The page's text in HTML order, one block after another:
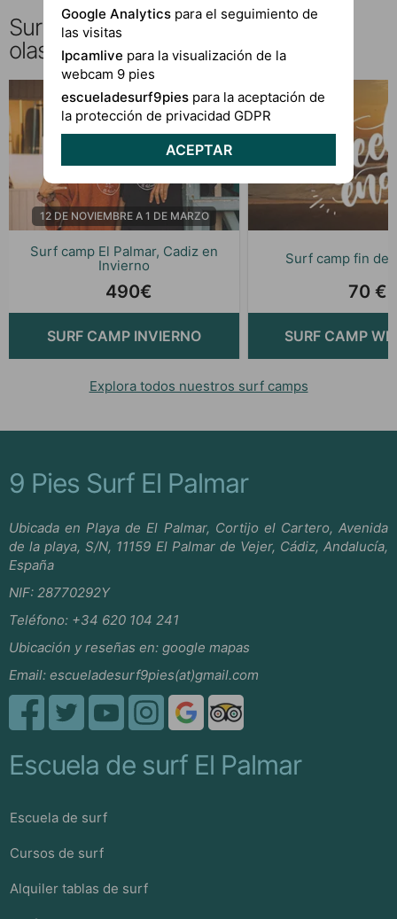
Surf Camp en Cádiz: Descubre las
olas de El Palmar, Andalucía
Surf camp El Palmar, Cadiz en
Invierno
7 días
12 DE NOVIEMBRE A 1 DE MARZO
490€
SURF CAMP INVIERNO
Surf camp fin de
70 €
SURF CAMP
Explora todos nuestros surf camps
Escuela de surf El Palmar
Escuela de surf
Cursos de surf
Alquiler tablas de surf
9 Pies Surf El Palmar
Ubicada en Playa de El Palmar, Cortijo el Cartero, Avenida
de la playa, S/N, 11159 El Palmar de Vejer, Cádiz, Andalucía,
España
NIF: 28770292Y
Teléfono: +34 620 104 241
Ubicación y reseñas en: google mapas
Email: escueladesurf9pies(at)gmail.com
Google Analytics para el seguimiento de
las visitas
Ipcamlive para la visualización de la
webcam 9 pies
escueladesurf9pies para la aceptación de
la protección de privacidad GDPR
ACEPTAR